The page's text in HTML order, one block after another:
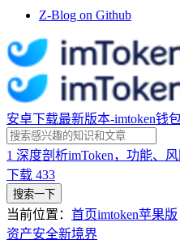
Z-Blog on Github
安卓下载最新版本-imtoken钱
1 深度剖析imToken，功能、
下载 433
搜索一下
当前位置： 首页imtoken苹果版
资产安全新境界